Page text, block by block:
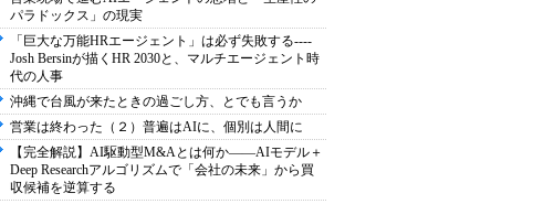
パラドックス」の現実
「巨大な万能HRエージェント」は必ず失敗する----
Josh Bersinが描くHR 2030と、マルチエージェント時
代の人事
沖縄で台風が来たときの過ごし方、とでも言うか
営業は終わった（２）普遍はAIに、個別は人間に
【完全解説】AI駆動型M&Aとは何か――AIモデル＋
Deep Researchアルゴリズムで「会社の未来」から買
収候補を逆算する